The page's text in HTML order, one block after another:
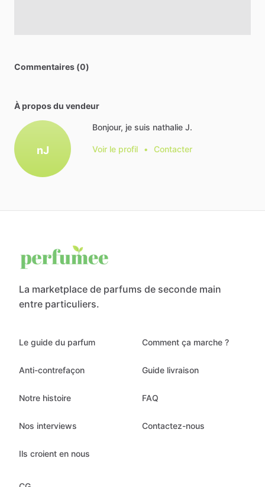
Commentaires (0)
À propos du vendeur
nJ
Bonjour, je suis nathalie J.
Voir le profil • Contacter
La marketplace de parfums de seconde main
entre particuliers.
Le guide du parfum
Anti-contrefaçon
Notre histoire
Nos interviews
Ils croient en nous
Comment ça marche ?
Guide livraison
FAQ
Contactez-nous